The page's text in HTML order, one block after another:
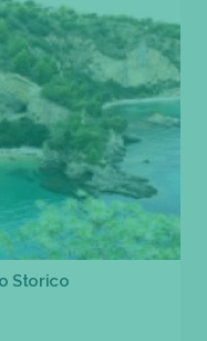
Storico